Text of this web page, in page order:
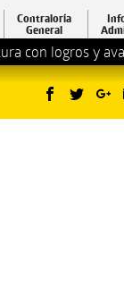
Contraloría
General
con logros y